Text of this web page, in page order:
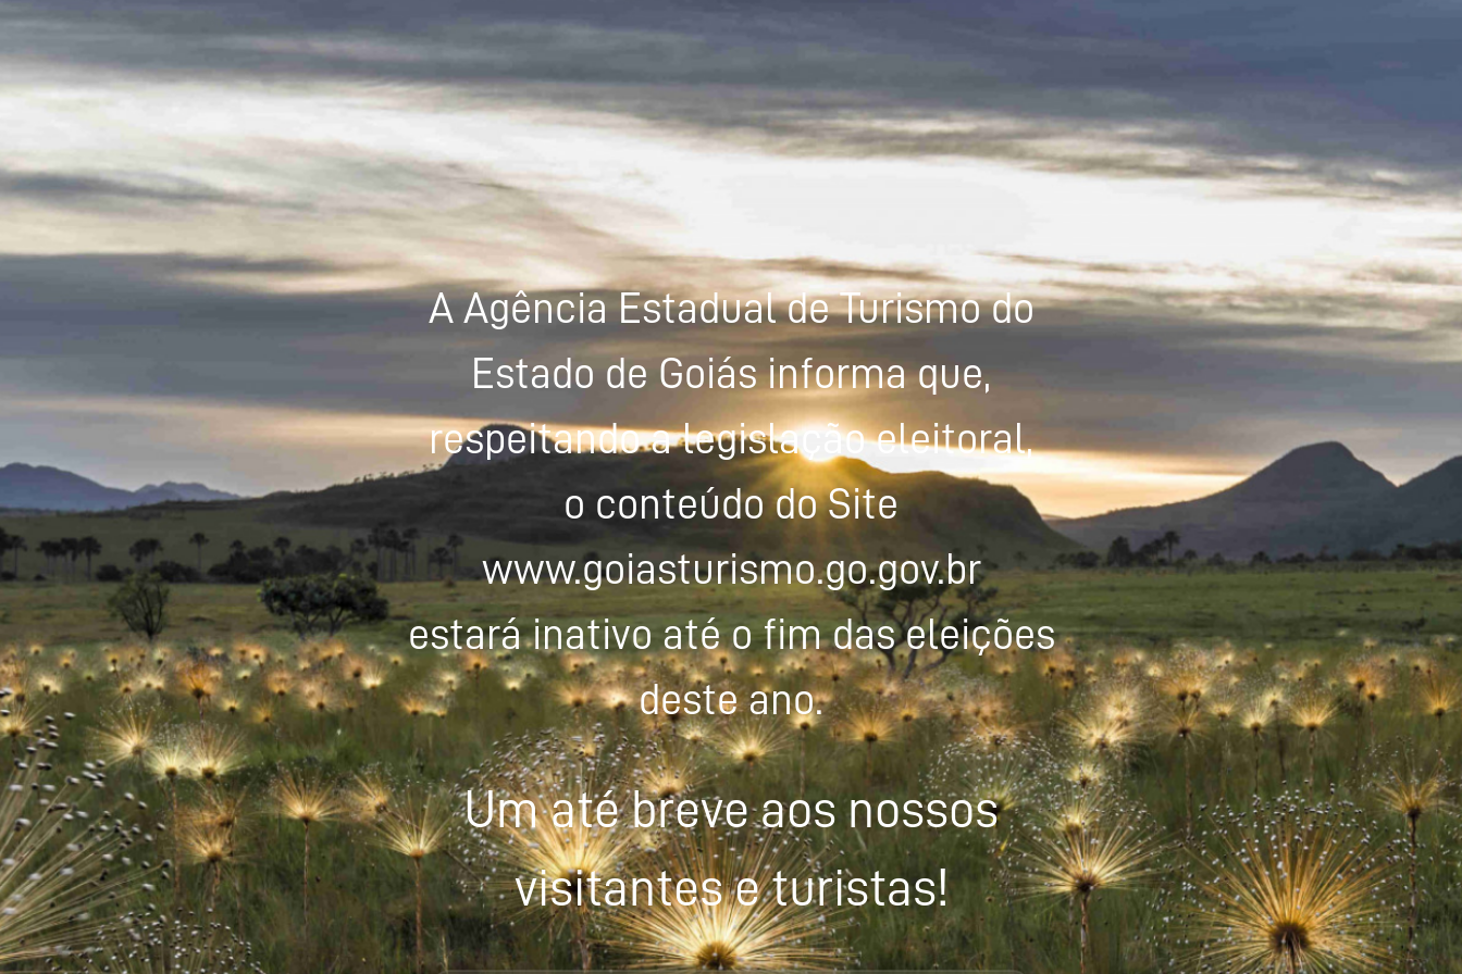
A Agência Estadual de Turismo do
Estado de Goiás informa que,
respeitando a legislação eleitoral,
o conteúdo do Site
www.goiasturismo.go.gov.br
estará inativo até o fim das eleições
deste ano.
Um até breve aos nossos
visitantes e turistas!